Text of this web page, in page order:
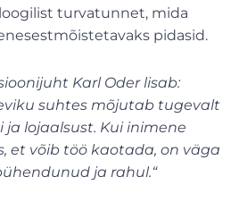
turvatunnet, mida
pidasid.
Karl Oder lisab:
suhtes mõjutab tugevalt
lojaalsust. Kui inimene
et võib töö kaotada, on väga
ja rahul.“